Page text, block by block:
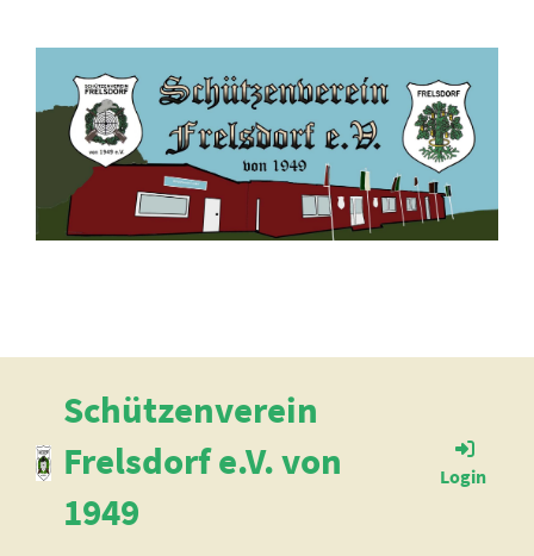
Schützenverein
Frelsdorf e.V. von
1949
Login